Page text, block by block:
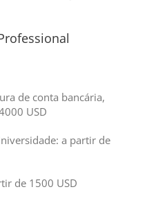
de conta bancária,
USD
a partir de
de 1500 USD